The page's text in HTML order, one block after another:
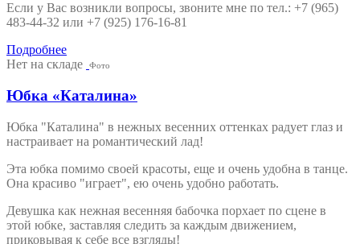
Если у Вас возникли вопросы, звоните мне по тел.: +7 (965)
483-44-32 или +7 (925) 176-16-81
Подробнее
Нет на складе
Фото
Юбка «Каталина»
Юбка "Каталина" в нежных весенних оттенках радует глаз и
настраивает на романтический лад!
Эта юбка помимо своей красоты, еще и очень удобна в танце.
Она красиво "играет", ею очень удобно работать.
Девушка как нежная весенняя бабочка порхает по сцене в
этой юбке, заставляя следить за каждым движением,
приковывая к себе все взгляды!